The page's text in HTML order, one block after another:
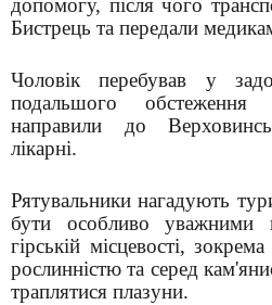
допомогу, після чого
Бистрець та передали
Чоловік перебував у
подальшого
направили до
лікарні.
Рятувальники нагадують
бути особливо уважними
гірській місцевості,
рослинністю та серед
траплятися плазуни.